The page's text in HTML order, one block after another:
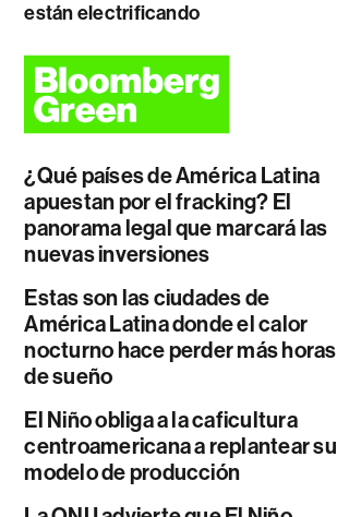
están electrificando
¿Qué países de América Latina
apuestan por el fracking? El
panorama legal que marcará las
nuevas inversiones
Estas son las ciudades de
América Latina donde el calor
nocturno hace perder más horas
de sueño
El Niño obliga a la caficultura
centroamericana a replantear su
modelo de producción